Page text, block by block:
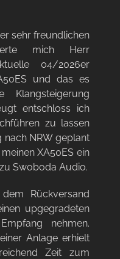
sehr freundlichen
mich Herr
04/2026er
und das es
Klangsteigerung
entschloss ich
zu lassen
nach NRW geplant
XA50ES ein
Swoboda Audio.
Rückversand
upgegradeten
nehmen.
Anlage erhielt
Zeit zum